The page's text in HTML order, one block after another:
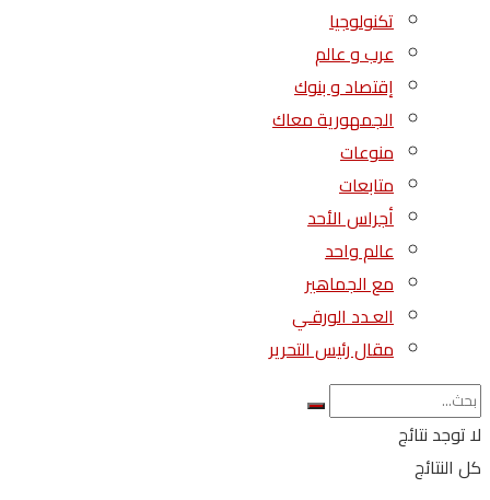
تكنولوجيا
عرب و عالم
إقتصاد و بنوك
الجمهورية معاك
منوعات
متابعات
أجراس الأحد
عالم واحد
مع الجماهير
العـدد الورقـي
مقال رئيس التحرير
لا توجد نتائج
كل النتائج